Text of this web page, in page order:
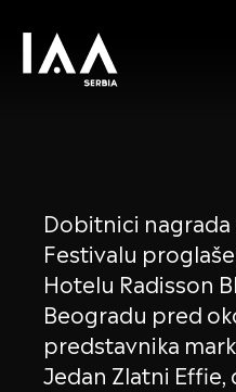
Dobitnici nagrada
Festivalu
Hotelu Radisson
Beogradu pred
predstavnika
Jedan Zlatni Effie,